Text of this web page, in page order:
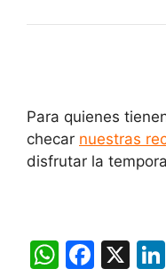
Para quienes
checar nuestras
disfrutar la
W F
X